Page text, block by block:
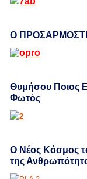
Ο
Θυμήσου Ποιος
Φωτός
Ο Νέος Κόσμος
της